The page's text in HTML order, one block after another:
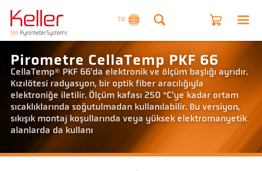
TR
Pirometre CellaTemp PKF 66
CellaTemp® PKF 66'da elektronik ve ölçüm başlığı ayrıdır.
Kızılötesi radyasyon, bir optik fiber aracılığıyla
elektroniğe iletilir. Ölçüm kafası 250 °C'ye kadar ortam
sıcaklıklarında soğutulmadan kullanılabilir. Bu versiyon,
sıkışık montaj koşullarında veya yüksek elektromanyetik
alanlarda da kullanı